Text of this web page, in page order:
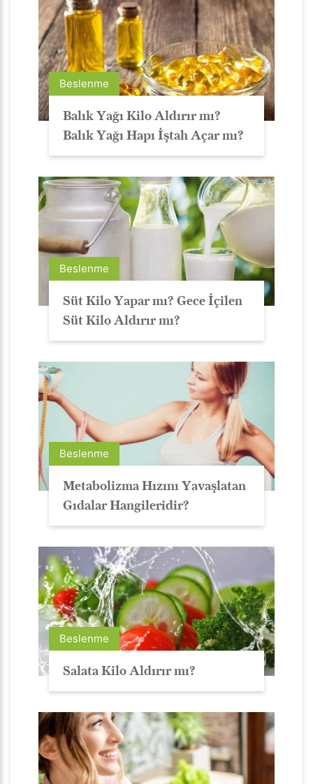
Beslenme
Balık Yağı Kilo Aldırır mı?
Balık Yağı Hapı İştah Açar mı?
Beslenme
Süt Kilo Yapar mı? Gece İçilen
Süt Kilo Aldırır mı?
Beslenme
Metabolizma Hızını Yavaşlatan
Gıdalar Hangileridir?
Beslenme
Salata Kilo Aldırır mı?